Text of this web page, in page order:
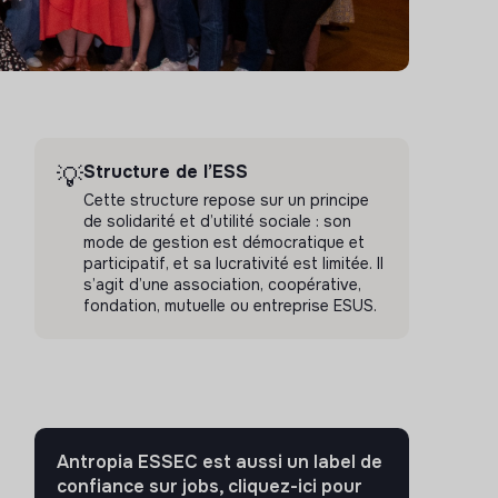
💡Structure de l’ESS
Cette structure repose sur un principe
de solidarité et d’utilité sociale : son
mode de gestion est démocratique et
participatif, et sa lucrativité est limitée. Il
s’agit d’une association, coopérative,
fondation, mutuelle ou entreprise ESUS.
Antropia ESSEC est aussi un label de
confiance sur jobs, cliquez-ici pour